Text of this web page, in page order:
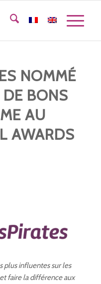
NOMMÉ
BONS
AU
AWARDS
plus influentes sur les
faire la différence aux